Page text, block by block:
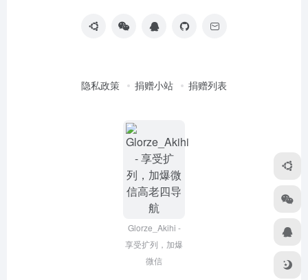
隐私政策 捐赠小站 捐赠列表
Glorze_Akihi -
享受扩列，加爆
微信